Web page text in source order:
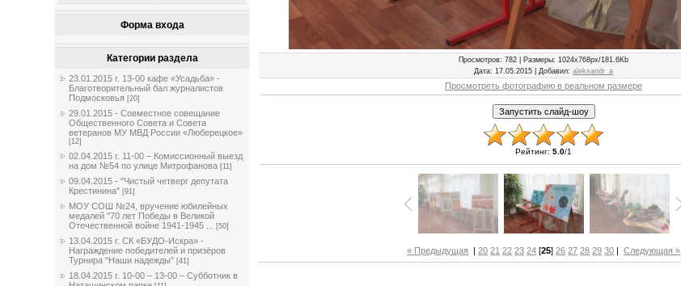
Форма входа
Категории раздела
23.01.2015 г. 13-00 кафе «Усадьба» -
Благотворительный бал журналистов
Подмосковья [20]
29.01.2015 - Совместное совещание
Общественного Совета и Совета
ветеранов МУ МВД России «Люберецкое»
[12]
02.04.2015 г. 11-00 – Комиссионный выезд
на дом №54 по улице Митрофанова [11]
09.04.2015 - "Чистый четверг депутата
Крестинина" [91]
МОУ СОШ №24, вручение юбилейных
медалей "70 лет Победы в Великой
Отечественной войне 1941-1945 ...
[50]
13.04.2015 г. СК «БУДО-Искра» -
Награждение победителей и призёров
Турнира “Наши надежды” [41]
18.04.2015 г. 10-00 – 13-00 – Субботник в
Просмотров: 782 | Размеры: 1024x768px/181.6Kb
Дата: 17.05.2015 | Добавил:aleksandr_a
Просмотреть фотографию в реальном размере
Рейтинг: 5.0/1
« Предыдущая |20 21 22 23 24 [25]26 27 28 29 30 |Следующая »